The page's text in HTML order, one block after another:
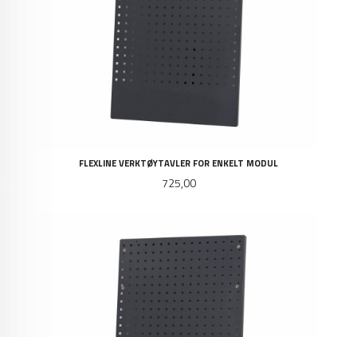
FLEXLINE VERKTØYTAVLER FOR ENKELT MODUL
Pris
725,00